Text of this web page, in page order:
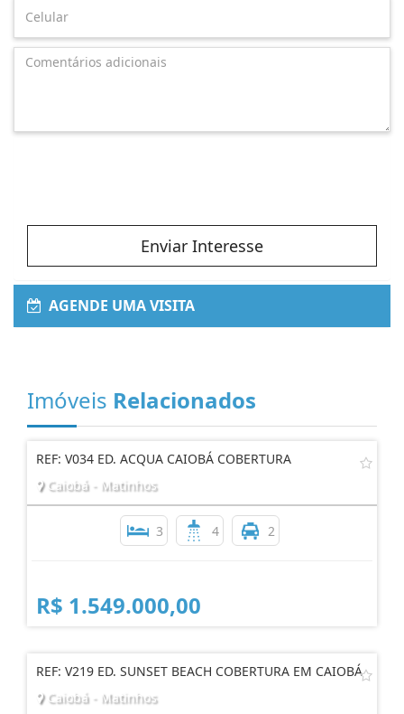
Enviar Interesse
AGENDE UMA VISITA
Imóveis Relacionados
REF: V034 ED. ACQUA CAIOBÁ COBERTURA
Caiobá - Matinhos
3 4 2
R$ 1.549.000,00
REF: V219 ED. SUNSET BEACH COBERTURA EM CAIOBÁ
Caiobá - Matinhos